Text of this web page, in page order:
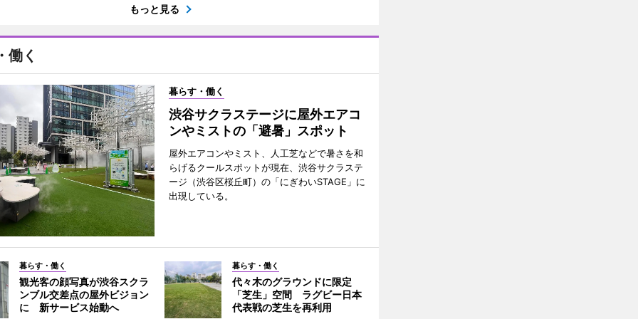
もっと見る
働く
暮らす・働く
渋谷サクラステージに屋外エアコ
ンやミストの「避暑」スポット
屋外エアコンやミスト、人工芝などで暑さを和
らげるクールスポットが現在、渋谷サクラステ
ージ（渋谷区桜丘町）の「にぎわいSTAGE」に
出現している。
暮らす・働く
観光客の顔写真が渋谷スクラ
ンブル交差点の屋外ビジョン
に 新サービス始動へ
暮らす・働く
代々木のグラウンドに限定
「芝生」空間 ラグビー日本
代表戦の芝生を再利用